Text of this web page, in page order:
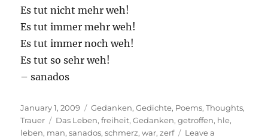
Es tut nicht mehr weh!
Es tut immer mehr weh!
Es tut immer noch weh!
Es tut so sehr weh!
– sanados
Posted
on
January 1, 2009 Categories
Gedanken,Gedichte, Poems,Thoughts,
Trauer
Tags
Das Leben,freiheit,Gedanken,getroffen, hle,
leben, man,sanados,schmerz,war,zerf
Leave a